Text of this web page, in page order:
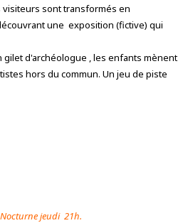
sont transformés en
une exposition (fictive) qui
gilet d'archéologue , les enfants mènent
hors du commun. Un jeu de piste
jeudi 21h.